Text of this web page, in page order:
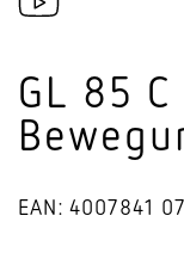
GL 85
EAN: 4007841